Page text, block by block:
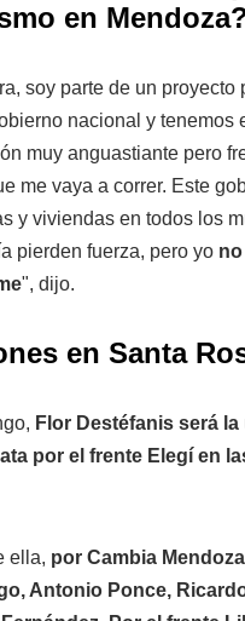
en
soy parte de un proyecto
nacional y tenemos
muy anguastiante pero
me vaya a correr. Este
y viviendas en todos los
pierden fuerza, pero yo
", dijo.
en Santa
Flor Destéfanis será la
por el frente Elegí en
ella, por Cambia
Antonio Ponce,